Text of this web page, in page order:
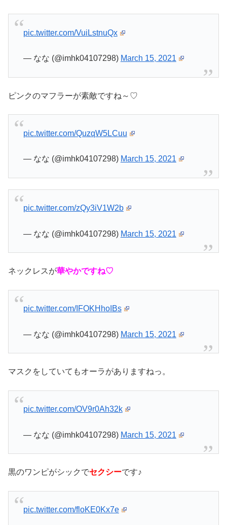
pic.twitter.com/VuiLstnuQx
— なな (@imhk04107298) March 15, 2021
ピンクのマフラーが素敵ですね～♡
pic.twitter.com/QuzqW5LCuu
— なな (@imhk04107298) March 15, 2021
pic.twitter.com/zQy3iV1W2b
— なな (@imhk04107298) March 15, 2021
ネックレスが華やかですね♡
pic.twitter.com/IFOKHhoIBs
— なな (@imhk04107298) March 15, 2021
マスクをしていてもオーラがありますねっ。
pic.twitter.com/OV9r0Ah32k
— なな (@imhk04107298) March 15, 2021
黒のワンピがシックでセクシーです♪
pic.twitter.com/floKE0Kx7e